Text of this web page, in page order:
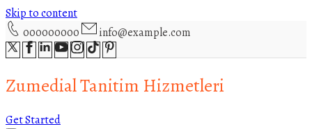
Skip to content
000000000
info@example.com
Zumedial Tanitim Hizmetleri
Get Started